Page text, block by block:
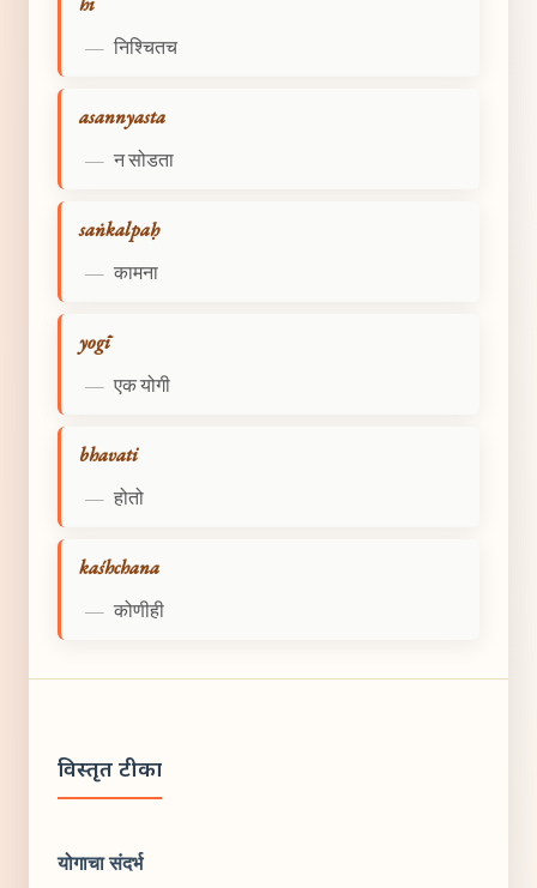
— निश्चितच
asannyasta
— न सोडता
saṅkalpaḥ
— कामना
yogī
— एक योगी
bhavati
— होतो
kaśhchana
— कोणीही
विस्तृत टीका
योगाचा संदर्भ